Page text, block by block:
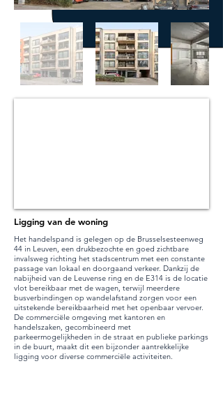
Ligging van de woning
Het handelspand is gelegen op de Brusselsesteenweg
44 in Leuven, een drukbezochte en goed zichtbare
invalsweg richting het stadscentrum met een constante
passage van lokaal en doorgaand verkeer. Dankzij de
nabijheid van de Leuvense ring en de E314 is de locatie
vlot bereikbaar met de wagen, terwijl meerdere
busverbindingen op wandelafstand zorgen voor een
uitstekende bereikbaarheid met het openbaar vervoer.
De commerciële omgeving met kantoren en
handelszaken, gecombineerd met
parkeermogelijkheden in de straat en publieke parkings
in de buurt, maakt dit een bijzonder aantrekkelijke
ligging voor diverse commerciële activiteiten.